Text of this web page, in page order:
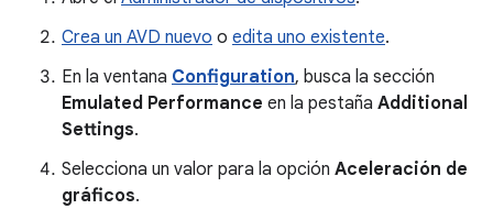
Crea un AVD nuevo o edita uno existente.
En la ventana Configuration, busca la sección
Emulated Performance en la pestaña Additional
Settings.
Selecciona un valor para la opción Aceleración de
gráficos.